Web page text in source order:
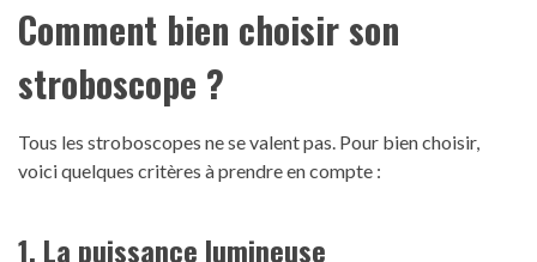
Comment bien choisir son
stroboscope ?
Tous les stroboscopes ne se valent pas. Pour bien choisir,
voici quelques critères à prendre en compte :
1. La puissance lumineuse